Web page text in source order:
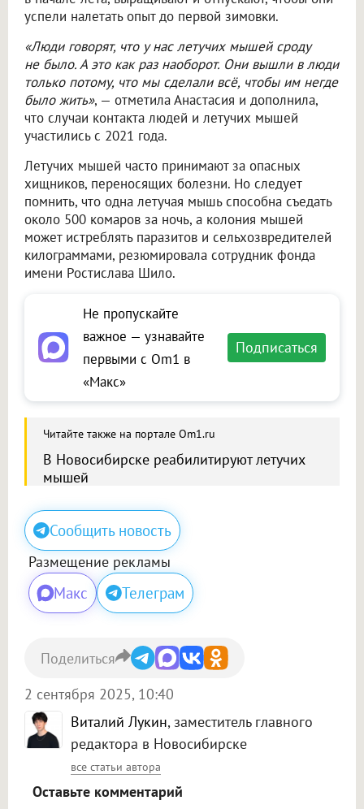
успели налетать опыт до первой зимовки.
«Люди говорят, что у нас летучих мышей сроду
не было. А это как раз наоборот. Они вышли в люди
только потому, что мы сделали всё, чтобы им негде
было жить», — отметила Анастасия и дополнила,
что случаи контакта людей и летучих мышей
участились с 2021 года.
Летучих мышей часто принимают за опасных
хищников, переносящих болезни. Но следует
помнить, что одна летучая мышь способна съедать
около 500 комаров за ночь, а колония мышей
может истреблять паразитов и сельхозвредителей
килограммами, резюмировала сотрудник фонда
имени Ростислава Шило.
Не пропускайте
важное — узнавайте
первыми с Om1 в
«Макс»
Подписаться
Читайте также на портале Om1.ru
В Новосибирске реабилитируют летучих
мышей
Сообщить новость
Размещение рекламы
Макс Телеграм
Виталий Лукин, заместитель главного
редактора в Новосибирске
все статьи автора
2 сентября 2025, 10:40
Поделиться
Оставьте комментарий